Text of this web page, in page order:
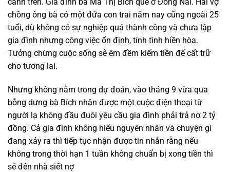
chồng ông bà có một đứa con trai năm nay cũng ngoài 25
tuổi, dù không có sự nghiệp quá thành công và chưa lập
gia đình nhưng công việc ổn định, tính tình hiền hòa.
Tưởng chừng cuộc sống sẽ êm đềm kiếm tiền để cất trữ
cho tương lai.
Nhưng không nằm trong dự đoán, vào tháng 9 vừa qua
bỗng dưng bà Bích nhân được một cuộc điện thoại từ
người lạ không đầu đuôi yêu cầu gia đình phải trả nợ 2 tỷ
đồng. Cả gia đình không hiểu nguyên nhân và chuyện gì
đang xảy ra thì tiếp tục nhận được tin nhắn rằng nếu
không trong thời hạn 1 tuần không chuẩn bị xong tiền thì
sẽ đến nhà siết nợ